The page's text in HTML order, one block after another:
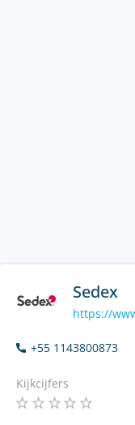
Sedex
https://
+55 1143800873
Kijkcijfers